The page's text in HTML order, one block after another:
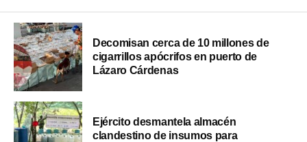
Decomisan cerca de 10 millones de
cigarrillos apócrifos en puerto de
Lázaro Cárdenas
Ejército desmantela almacén
clandestino de insumos para